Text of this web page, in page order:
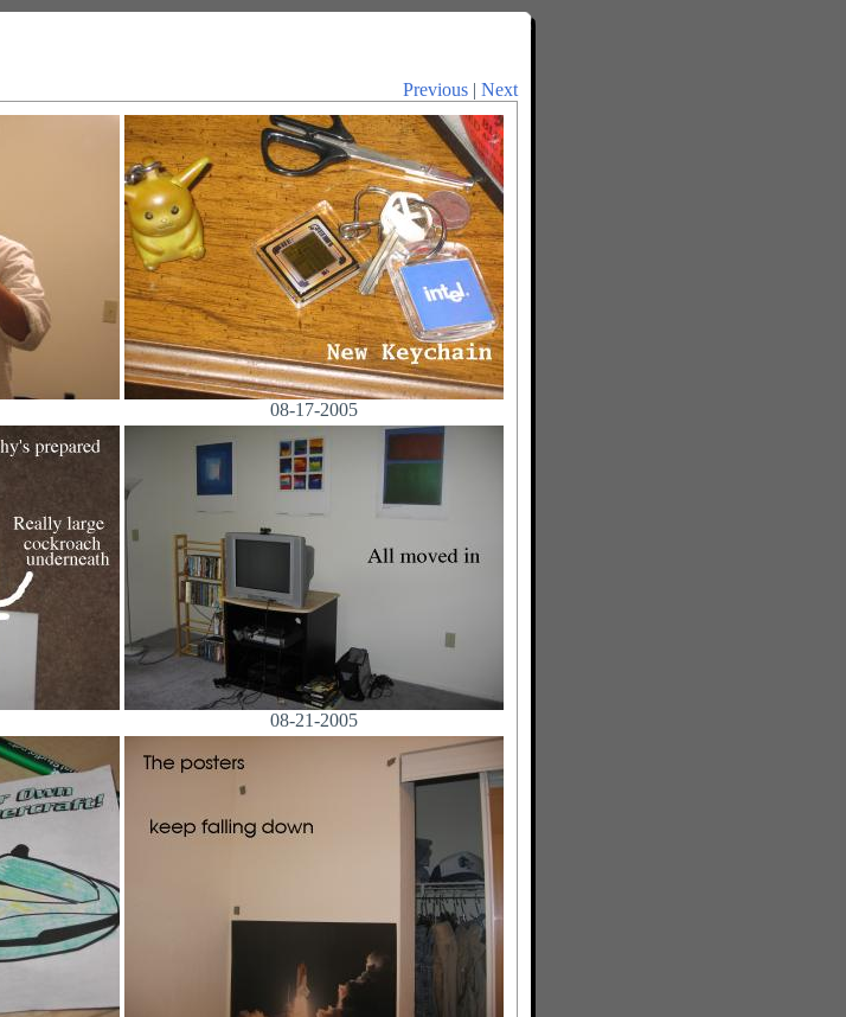
Previous | Next
08-17-2005
08-21-2005